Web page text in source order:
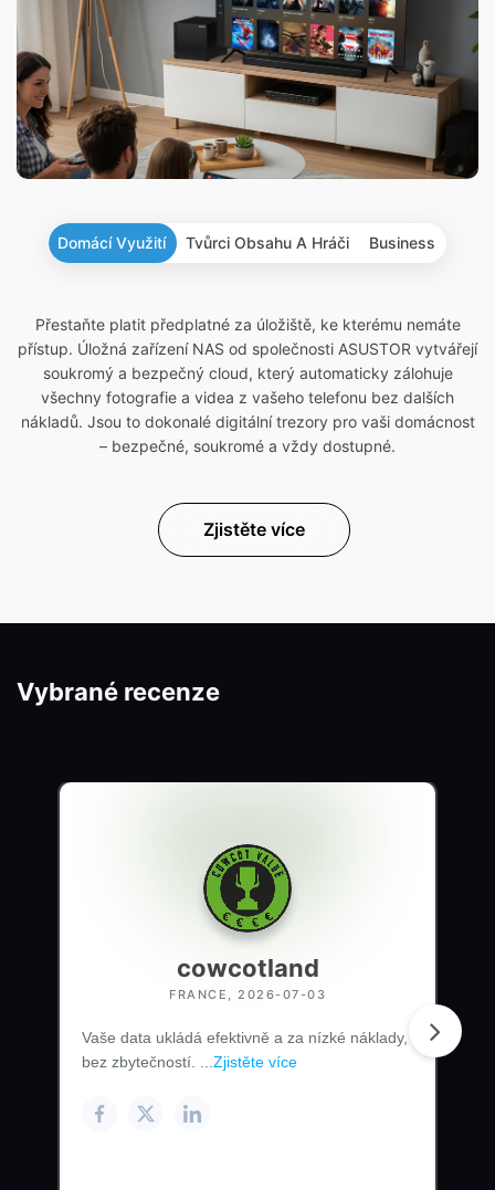
Domácí Využití Tvůrci Obsahu A Hráči Business
Přestaňte platit předplatné za úložiště, ke kterému nemáte
přístup. Úložná zařízení NAS od společnosti ASUSTOR vytvářejí
soukromý a bezpečný cloud, který automaticky zálohuje
všechny fotografie a videa z vašeho telefonu bez dalších
nákladů. Jsou to dokonalé digitální trezory pro vaši domácnost
– bezpečné, soukromé a vždy dostupné.
Zjistěte více
Vybrané recenze
cowcotland
FRANCE, 2026-07-03
Vaše data ukládá efektivně a za nízké náklady,
bez zbytečností. ... Zjistěte více